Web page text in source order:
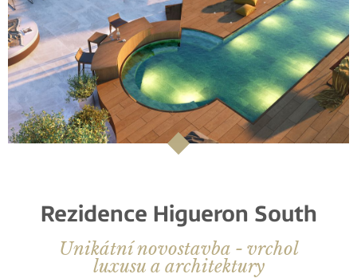
Rezidence Higueron South
Unikátní novostavba - vrchol
luxusu a architektury